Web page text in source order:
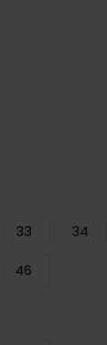
33 34
46